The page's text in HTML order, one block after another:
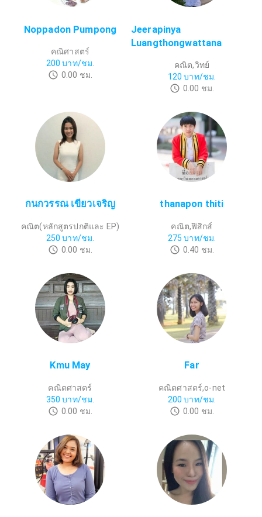
Noppadon Pumpong
คณิศาสตร์
200 บาท/ชม.
0.00 ชม.
Jeerapinya
Luangthongwattana
คณิต,วิทย์
120 บาท/ชม.
0.00 ชม.
กนกวรรณ​ เขียวเจริญ​
คณิต(หลักสูตร​ปกติและ EP)
250 บาท/ชม.
0.00 ชม.
thanapon thiti
คณิต,ฟิสิกส์
275 บาท/ชม.
0.40 ชม.
Kmu May
คณิตศาสตร์
350 บาท/ชม.
0.00 ชม.
Far
คณิตศาสตร์,o-net
200 บาท/ชม.
0.00 ชม.